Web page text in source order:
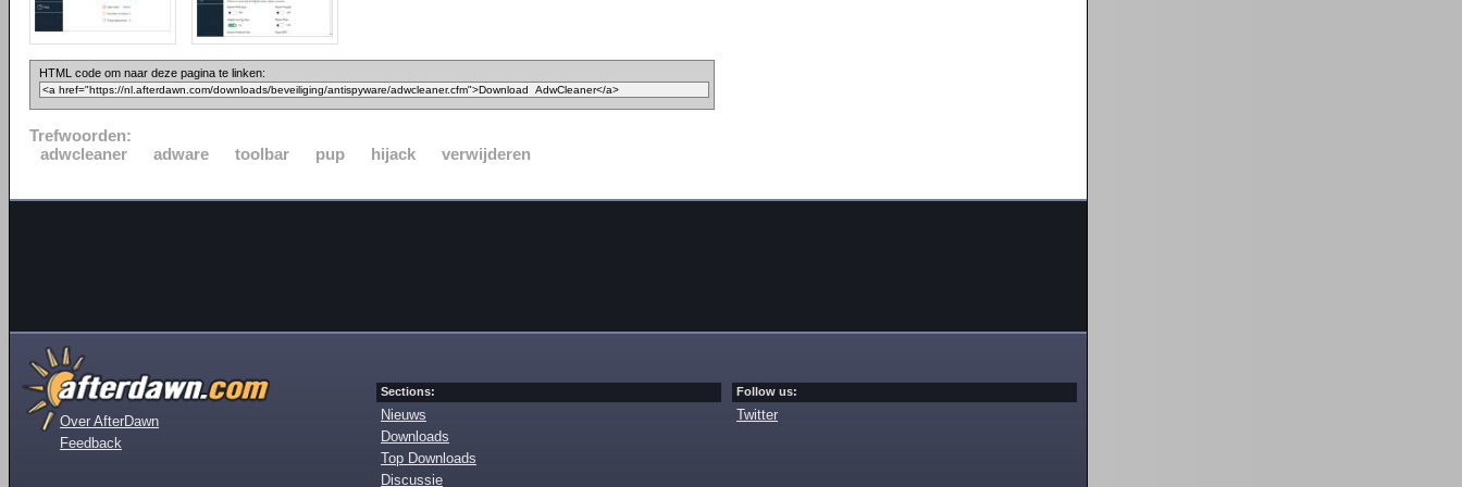
HTML code om naar deze pagina te linken:
Trefwoorden:
adwcleaner
adware toolbar pup hijack verwijderen
Over AfterDawn
Feedback
Sections:
Nieuws
Downloads
Top Downloads
Discussie
Follow us:
Twitter